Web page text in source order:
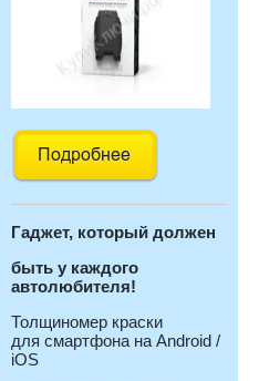
Гаджет, который должен
быть у каждого
автолюбителя!
Толщиномер краски
для смартфона на Android /
iOS